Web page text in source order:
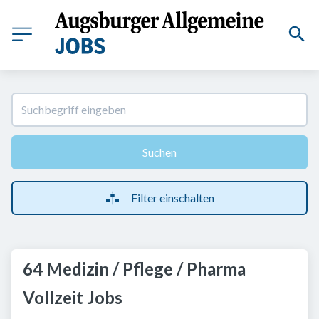
Suchen
Filter einschalten
64 Medizin / Pflege / Pharma
Vollzeit Jobs